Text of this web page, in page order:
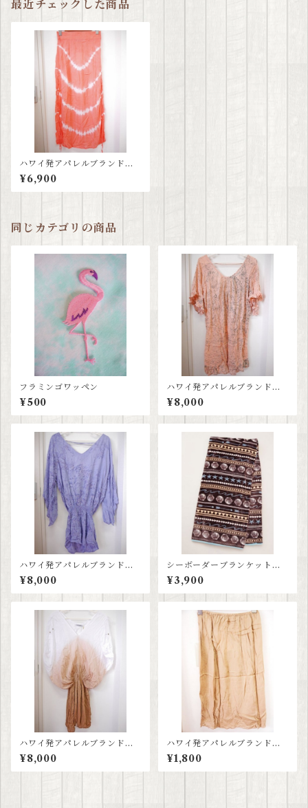
最近チェックした商品
ハワイ発アパレルブランド≪
ティアレハワイ tiare hawaii
≫ コーラルピンクスカート
¥6,900
同じカテゴリの商品
フラミンゴワッペン
¥500
ハワイ発アパレルブランド≪
ティアレハワイ tiare hawaii
≫ サーモンピンクワンピー
ス
¥8,000
ハワイ発アパレルブランド≪
ティアレハワイ tiare hawaii
≫タイダイパープルワンピー
ス
¥8,000
シーボーダーブランケット
大判
¥3,900
ハワイ発アパレルブランド≪
ティアレハワイ tiare hawaii
≫ グラデーションワンピース
¥8,000
ハワイ発アパレルブランド≪
ティアレハワイ tiare hawaii
≫ ヌードカラーペチコート
¥1,800